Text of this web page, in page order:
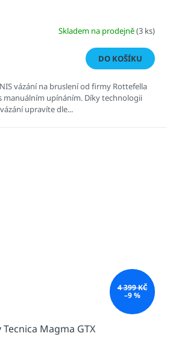
Skladem na prodejně(3 ks)
DO KOŠÍKU
vázání na bruslení od firmy Rottefella
manuálním upínáním. Díky technologii
upravíte dle...
4 399 KČ
–9 %
Tecnica Magma GTX